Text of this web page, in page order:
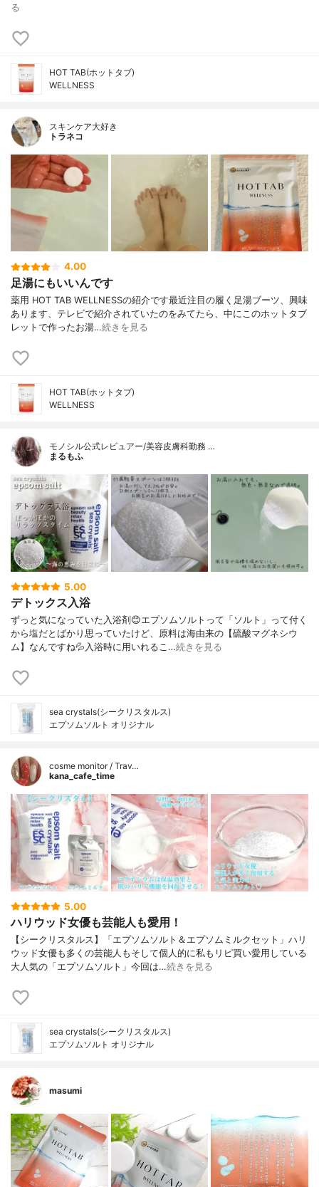
る
HOT TAB(ホットタブ)
WELLNESS
スキンケア大好き
トラネコ
4.00
足湯にもいいんです
薬用 HOT TAB WELLNESSの紹介です最近注目の履く足湯ブーツ、興味
あります、テレビで紹介されていたのをみてたら、中にこのホットタブ
レットで作ったお湯…続きを見る
HOT TAB(ホットタブ)
WELLNESS
モノシル公式レビュアー/美容皮膚科勤務 …
まるもふ
5.00
デトックス入浴
ずっと気になっていた入浴剤😊エプソムソルトって「ソルト」って付く
から塩だとばかり思っていたけど、原料は海由来の【硫酸マグネシウ
ム】なんですね💦入浴時に用いれるこ…続きを見る
sea crystals(シークリスタルス)
エプソムソルト オリジナル
cosme monitor / Trav…
kana_cafe_time
5.00
ハリウッド女優も芸能人も愛用！
【シークリスタルス】「エプソムソルト＆エプソムミルクセット」ハリ
ウッド女優も多くの芸能人もそして個人的に私もリピ買い愛用している
大人気の「エプソムソルト」今回は…続きを見る
sea crystals(シークリスタルス)
エプソムソルト オリジナル
masumi